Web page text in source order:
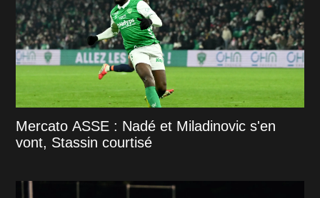
Mercato ASSE : Nadé et Miladinovic s'en
vont, Stassin courtisé